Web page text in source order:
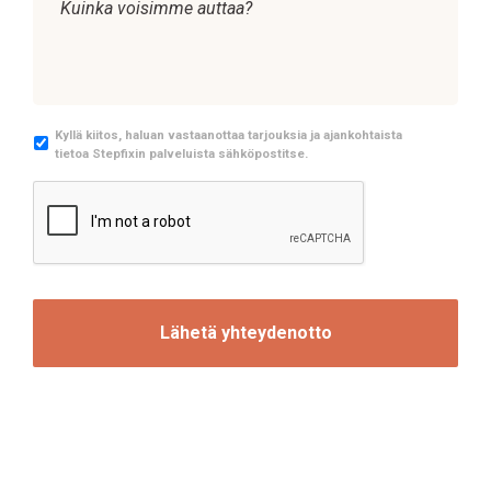
M
r
n
Kyllä kiitos, haluan vastaanottaa tarjouksia ja ajankohtaista
tietoa Stepfixin palveluista sähköpostitse.
T
H